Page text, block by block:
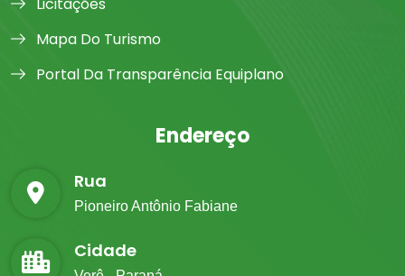
Mapa Do Turismo
Portal Da Transparência Equiplano
Endereço
Rua
Pioneiro Antônio Fabiane
Cidade